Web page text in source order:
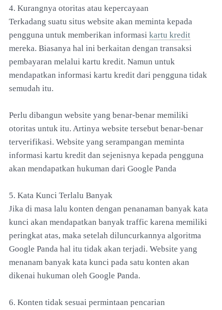
4. Kurangnya otoritas atau kepercayaan
Terkadang suatu situs website akan meminta kepada
pengguna untuk memberikan informasi kartu kredit
mereka. Biasanya hal ini berkaitan dengan transaksi
pembayaran melalui kartu kredit. Namun untuk
mendapatkan informasi kartu kredit dari pengguna tidak
semudah itu.
Perlu dibangun website yang benar-benar memiliki
otoritas untuk itu. Artinya website tersebut benar-benar
terverifikasi. Website yang serampangan meminta
informasi kartu kredit dan sejenisnya kepada pengguna
akan mendapatkan hukuman dari Google Panda
5. Kata Kunci Terlalu Banyak
Jika di masa lalu konten dengan penanaman banyak kata
kunci akan mendapatkan banyak traffic karena memiliki
peringkat atas, maka setelah diluncurkannya algoritma
Google Panda hal itu tidak akan terjadi. Website yang
menanam banyak kata kunci pada satu konten akan
dikenai hukuman oleh Google Panda.
6. Konten tidak sesuai permintaan pencarian